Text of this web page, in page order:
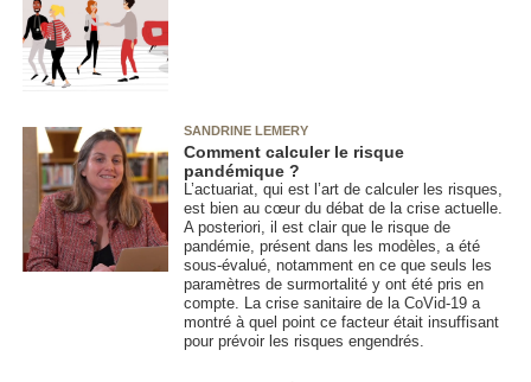
SANDRINE LEMERY
Comment calculer le risque
pandémique ?
L’actuariat, qui est l’art de calculer les risques,
est bien au cœur du débat de la crise actuelle.
A posteriori, il est clair que le risque de
pandémie, présent dans les modèles, a été
sous-évalué, notamment en ce que seuls les
paramètres de surmortalité y ont été pris en
compte. La crise sanitaire de la CoVid-19 a
montré à quel point ce facteur était insuffisant
pour prévoir les risques engendrés.